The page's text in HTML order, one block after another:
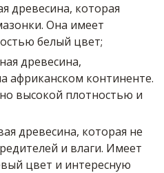
древесина, которая
Она имеет
белый цвет;
древесина,
африканском континенте.
высокой плотностью и
древесина, которая не
и влаги. Имеет
цвет и интересную